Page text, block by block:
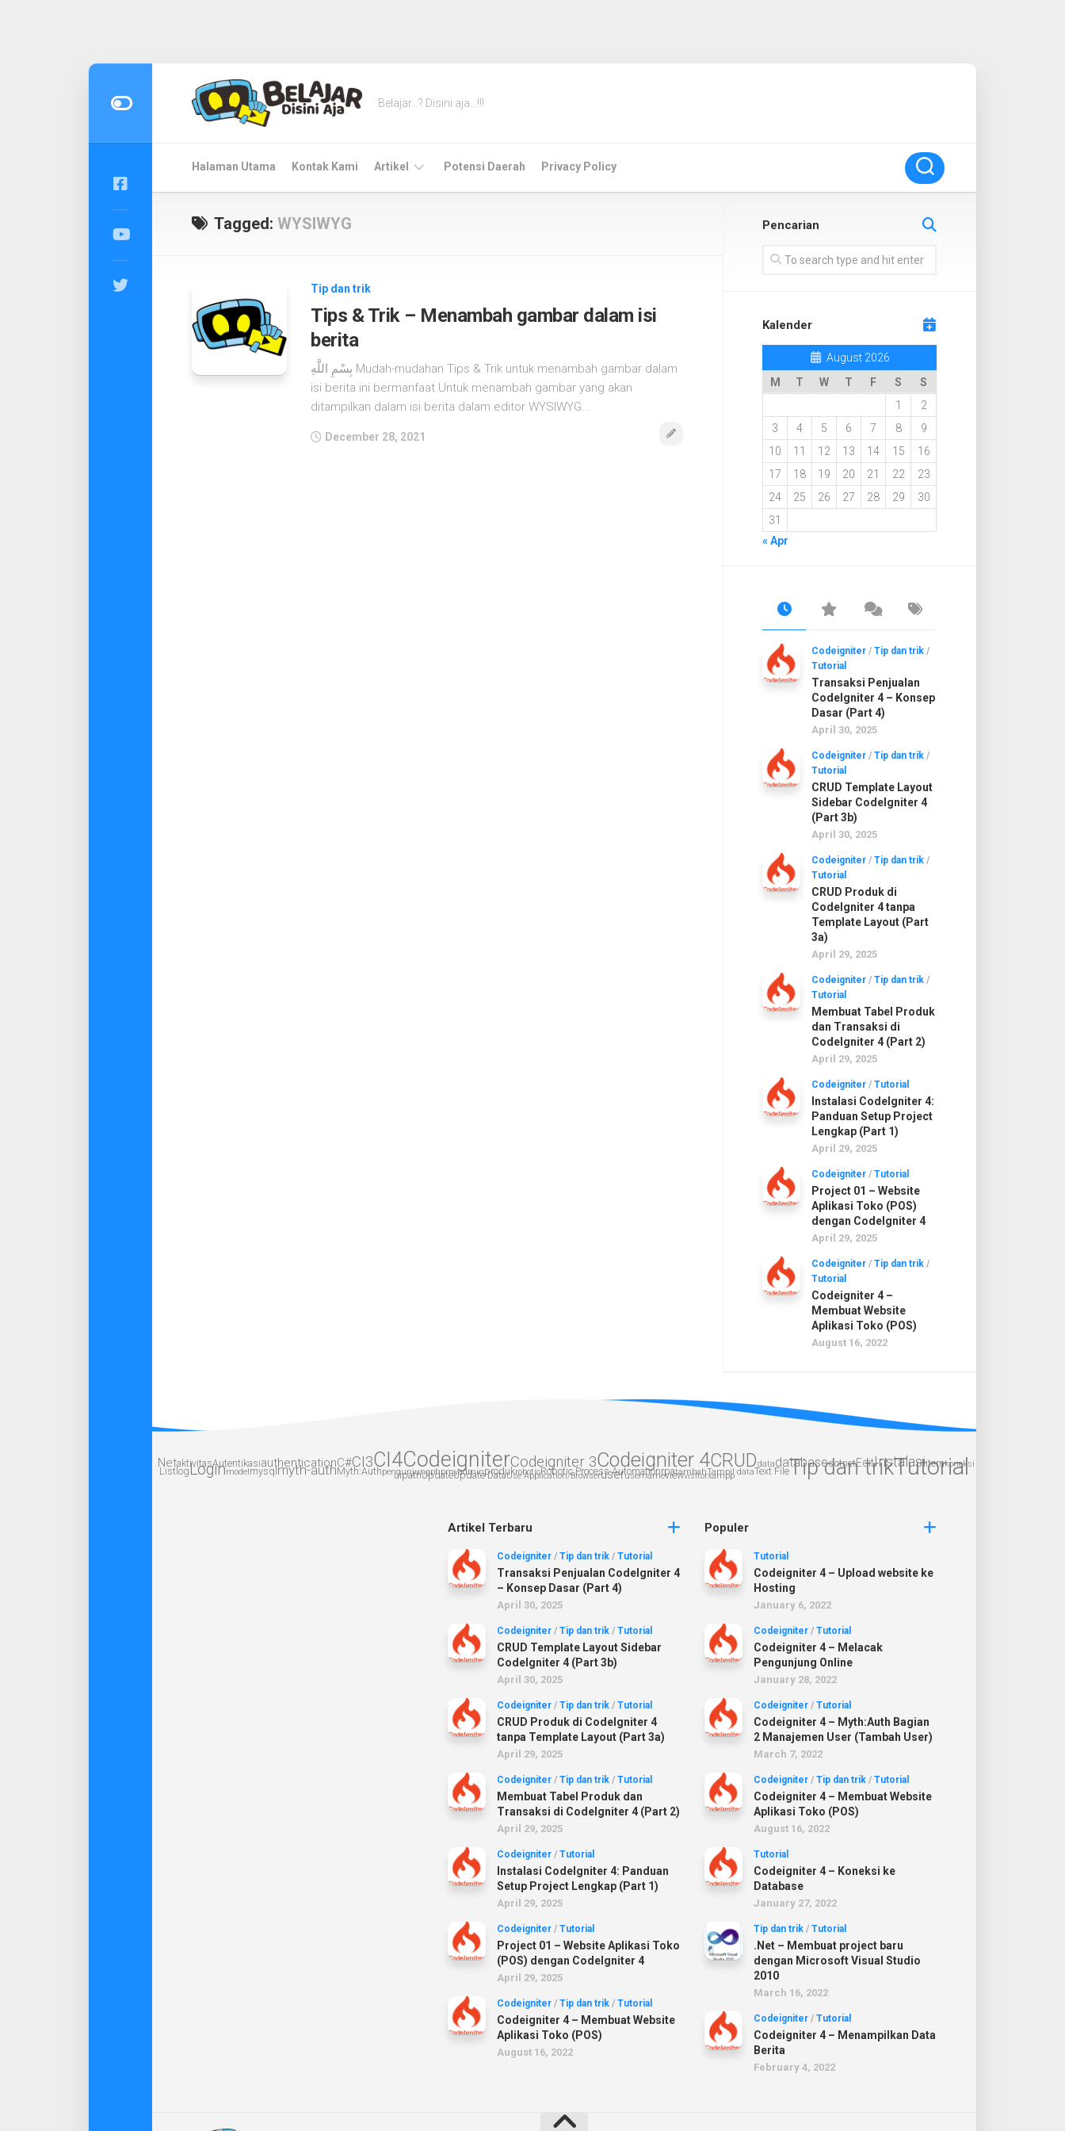
Belajar…? Disini aja…!!!
Halaman Utama Kontak Kami Artikel
trik
Potensi Daerah Privacy Policy
Tagged: WYSIWYG
Tip dan trik
Tips & Trik – Menambah gambar dalam isi
berita
بِسْمِ اللَّهِ Mudah-mudahan Tips & Trik untuk menambah gambar dalam
isi berita ini bermanfaat Untuk menambah gambar yang akan
ditampilkan dalam isi berita dalam editor WYSIWYG...
December 28, 2021
Pencarian
Kalender
August 2026
M
T W T F S
S
1
2
3
4 5 6 7 8
9
10
11 12 13 14 15
16
17
18 19 20 21 22
23
24
25 26 27 28 29
30
31
« Apr
Codeigniter / Tip dan trik /
Tutorial
Transaksi Penjualan
CodeIgniter 4 – Konsep
Dasar (Part 4)
April 30, 2025
Codeigniter / Tip dan trik /
Tutorial
CRUD Template Layout
Sidebar CodeIgniter 4
(Part 3b)
April 30, 2025
Codeigniter / Tip dan trik /
Tutorial
CRUD Produk di
CodeIgniter 4 tanpa
Template Layout (Part
3a)
April 29, 2025
Codeigniter / Tip dan trik /
Tutorial
Membuat Tabel Produk
dan Transaksi di
CodeIgniter 4 (Part 2)
April 29, 2025
Codeigniter / Tutorial
Instalasi CodeIgniter 4:
Panduan Setup Project
Lengkap (Part 1)
April 29, 2025
Codeigniter / Tutorial
Project 01 – Website
Aplikasi Toko (POS)
dengan CodeIgniter 4
April 29, 2025
Codeigniter / Tip dan trik /
Tutorial
Codeigniter 4 –
Membuat Website
Aplikasi Toko (POS)
August 16, 2022
.NetaktivitasAutentikasiauthenticationC#CI3CI4CodeigniterCodeigniter 3Codeigniter 4CRUDdatadatabasedotnetEditInstalasiitemkoneksi
List logLoginmodelmysql myth-authMyth:AuthpengunjungphpmyadminprodukroboticRobotic Process AutomationrpatambahTampil dataText FileTip dan trikTutorial
uipathUpdateUpdate DataUse Application/Browseruserusernameviewvisitorxampp
Artikel Terbaru
Codeigniter /Tip dan trik /Tutorial
Transaksi Penjualan CodeIgniter 4
– Konsep Dasar (Part 4)
April 30, 2025
Codeigniter /Tip dan trik /Tutorial
CRUD Template Layout Sidebar
CodeIgniter 4 (Part 3b)
April 30, 2025
Codeigniter /Tip dan trik /Tutorial
CRUD Produk di CodeIgniter 4
tanpa Template Layout (Part 3a)
April 29, 2025
Codeigniter /Tip dan trik /Tutorial
Membuat Tabel Produk dan
Transaksi di CodeIgniter 4 (Part 2)
April 29, 2025
Codeigniter /Tutorial
Instalasi CodeIgniter 4: Panduan
Setup Project Lengkap (Part 1)
April 29, 2025
Codeigniter /Tutorial
Project 01 – Website Aplikasi Toko
(POS) dengan CodeIgniter 4
April 29, 2025
Codeigniter /Tip dan trik /Tutorial
Codeigniter 4 – Membuat Website
Aplikasi Toko (POS)
August 16, 2022
Populer
Tutorial
Codeigniter 4 – Upload website ke
Hosting
January 6, 2022
Codeigniter/ Tutorial
Codeigniter 4 – Melacak
Pengunjung Online
January 28, 2022
Codeigniter/ Tutorial
Codeigniter 4 – Myth:Auth Bagian
2 Manajemen User (Tambah User)
March 7, 2022
Codeigniter/ Tip dan trik/ Tutorial
Codeigniter 4 – Membuat Website
Aplikasi Toko (POS)
August 16, 2022
Tutorial
Codeigniter 4 – Koneksi ke
Database
January 27, 2022
Tip dan trik/ Tutorial
.Net – Membuat project baru
dengan Microsoft Visual Studio
2010
March 16, 2022
Codeigniter/ Tutorial
Codeigniter 4 – Menampilkan Data
Berita
February 4, 2022